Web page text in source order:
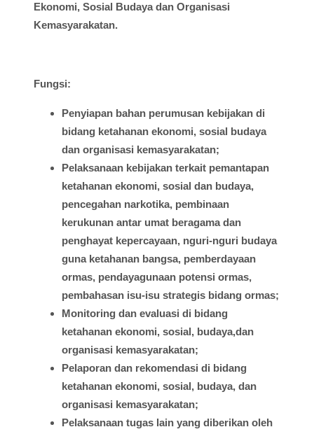
Ekonomi, Sosial Budayadan Organisasi
Kemasyarakatan.
Fungsi:
Penyiapan bahan perumusan kebijakan di
bidang ketahanan ekonomi, sosial budaya
dan organisasi kemasyarakatan;
Pelaksanaan kebijakan terkait pemantapan
ketahanan ekonomi, sosial dan budaya,
pencegahan narkotika, pembinaan
kerukunan antar umat beragamadan
penghayat kepercayaan, nguri-nguri budaya
guna ketahanan bangsa, pemberdayaan
ormas, pendayagunaan potensi ormas,
pembahasan isu-isu strategis bidang ormas;
Monitoring dan evaluasi di bidang
ketahanan ekonomi, sosial, budaya,dan
organisasi kemasyarakatan;
Pelaporan dan rekomendasi di bidang
ketahanan ekonomi, sosial, budaya, dan
organisasi kemasyarakatan;
Pelaksanaan tugas lain yang diberikan oleh